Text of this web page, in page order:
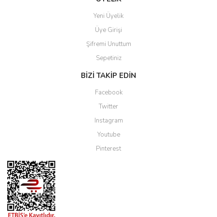
Yeni Üyelik
Üye Girişi
Şifremi Unuttum
Sepetiniz
BİZİ TAKİP EDİN
Facebook
Twitter
Instagram
Youtube
Pinterest